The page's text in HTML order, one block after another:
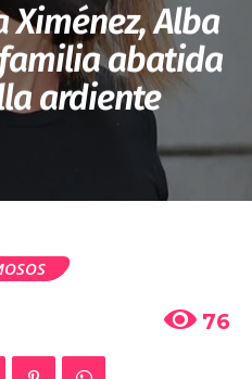
Ximénez, Alba
abatida
ardiente
76